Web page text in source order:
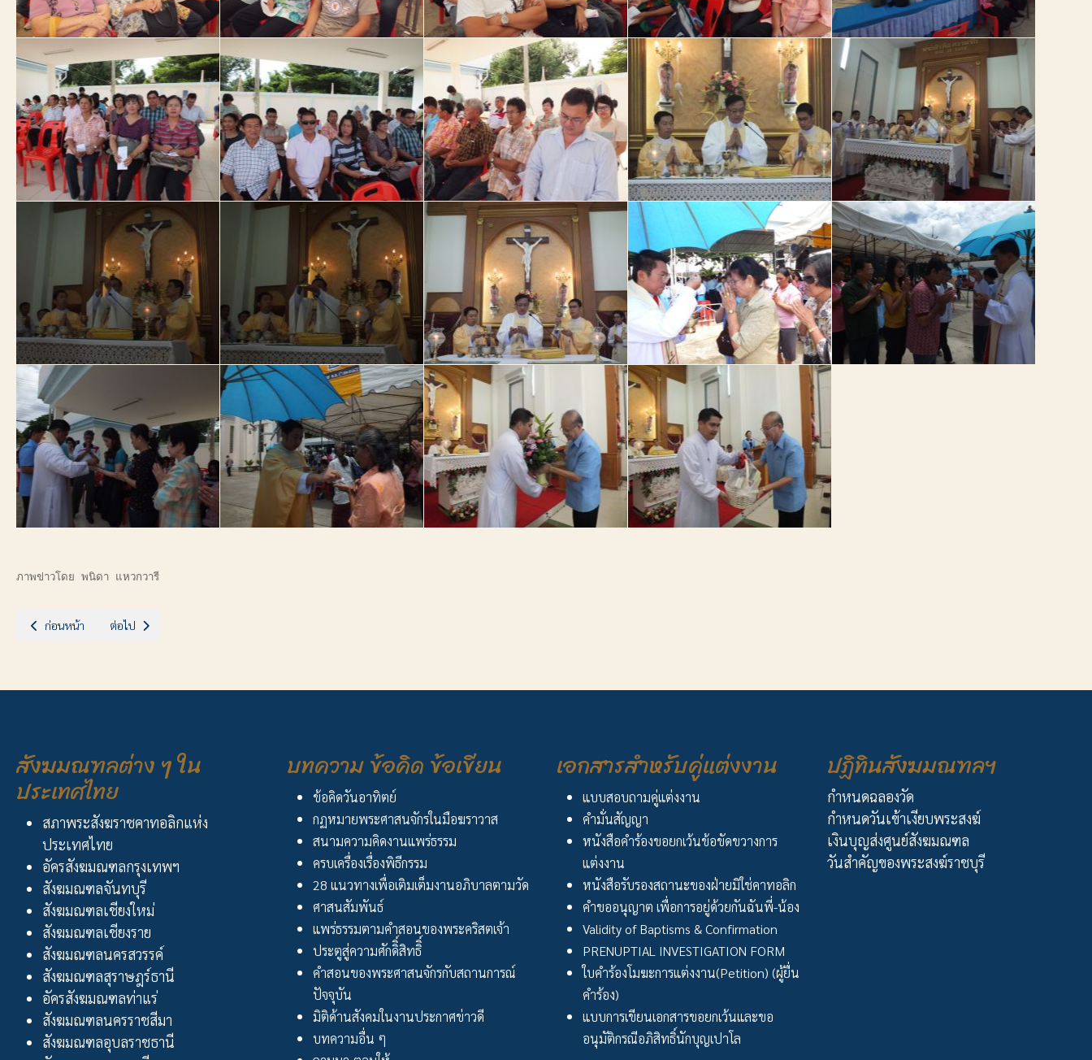
ภาพข่าวโดย พนิดา แหวกวารี
เนื้อหาก่อนหน้า: ยุวธรรมทูต "เป็นศิษย์ติดตามพระคริสต์"
ก่อนหน้า เนื้อหาถัดไป: ฉลองชุมชนแห่งความเชื่อ วัด น.เวนันซีโอ เพชรบุรี
ต่อไป
สังฆมณฑลต่าง ๆ ใน
ประเทศไทย
สภาพระสังฆราชคาทอลิกแห่ง
ประเทศไทย
อัครสังฆมณฑลกรุงเทพฯ
สังฆมณฑลจันทบุรี
สังฆมณฑลเชียงใหม่
สังฆมณฑลเชียงราย
สังฆมณฑลนครสวรรค์
สังฆมณฑลสุราษฎร์ธานี
อัครสังฆมณฑลท่าแร่
สังฆมณฑลนครราชสีมา
สังฆมณฑลอุบลราชธานี
บทความ ข้อคิด ข้อเขียน
ข้อคิดวันอาทิตย์
กฏหมายพระศาสนจักรในมือฆราวาส
สนามความคิดงานแพร่ธรรม
ครบเครื่องเรื่องพิธีกรรม
28 แนวทางเพื่อเติมเต็มงานอภิบาลตามวัด
ศาสนสัมพันธ์
แพร่ธรรมตามคำสอนของพระคริสตเจ้า
ประตูสู่ความศักดิิ์สิทธิิ์
คำสอนของพระศาสนจักรกับสถานการณ์
ปัจจุบัน
มิติด้านสังคมในงานประกาศข่าวดี
บทความอื่น ๆ
เอกสารสำหรับคู่แต่งงาน
แบบสอบถามคู่แต่งงาน
คำมั่นสัญญา
หนังสือคำร้องขอยกเว้นข้อขัดขวางการ
แต่งงาน
หนังสือรับรองสถานะของฝ่ายมิใช่คาทอลิก
คำขออนุญาต เพื่อการอยู่ด้วยกันฉันพี่-น้อง
Validity of Baptisms & Confirmation
PRENUPTIAL INVESTIGATION FORM
ใบคำร้องโมฆะการแต่งงาน(Petition) (ผู้ยื่น
คำร้อง)
แบบการเขียนเอกสารขอยกเว้นและขอ
อนุมัติกรณีอภิสิทธิ์นักบุญเปาโล
ปฏิทินสังฆมณฑลฯ
กำหนดฉลองวัด
กำหนดวันเข้าเงียบพระสงฆ์
เงินบุญส่งศูนย์สังฆมณฑล
วันสำคัญของพระสงฆ์ราชบุรี